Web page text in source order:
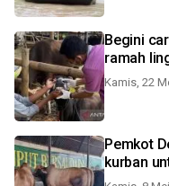
Begini
ramah
Kamis, 22
Pemkot
kurban